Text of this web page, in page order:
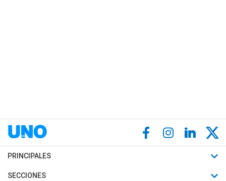
PRINCIPALES
Últimas Noticias
SECCIONES